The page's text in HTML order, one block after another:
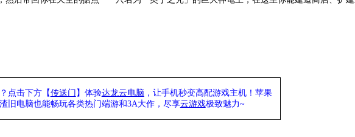
点击下方【传送门 】 体验达龙云电脑 ，让手机秒变高配游戏主机！苹果
旧电脑也能畅玩各类热门端游和3A大作， 尽享云游戏极致魅力~